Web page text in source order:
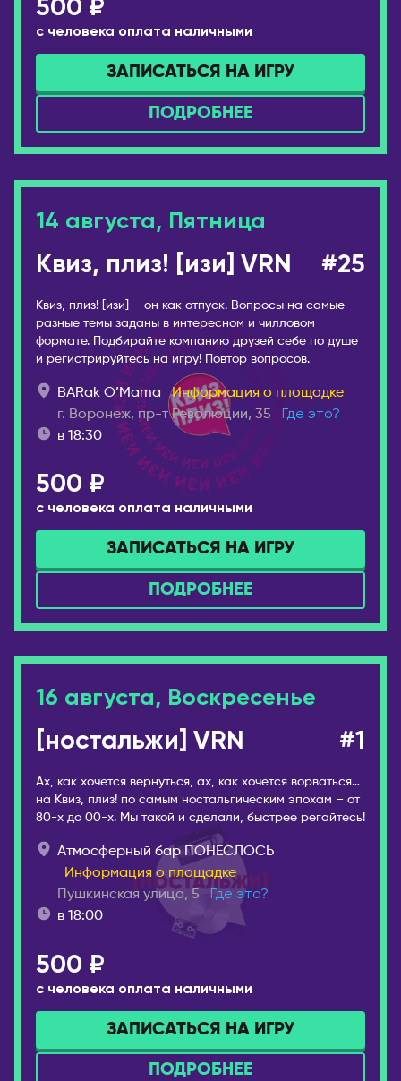
Ставрополь
Старый Оскол
Ступино
Сургут
Сыктывкар
Тамбов
Тольятти
Тула
Тюмень
Уссурийск
Уфа
Хабаровск
Чайковский
Чебоксары
Южно-Сахалинск
Ярославль
АВСТРАЛИЯ
Брисбен
АВСТРИЯ
Вена
АЗЕРБАЙДЖАН
АРГЕНТИНА
ПОРТУГАЛИЯ
Лиссабон
РЕСПУБЛИКА КОРЕЯ
Ансан
Белград
Нови-Сад
Бостон
Майами
Нью-Йорк
Филадельфия
ТАИЛАНД
Панган
Паттайя
Пхукет
Самуи
ТУРЦИЯ
Стамбул
УЗБЕКИСТАН
ФИНЛЯНДИЯ
Хельсинки
Париж
Будва
ЧЕХИЯ
Прага
Таллин
500 ₽
с человека оплата наличными
ЗАПИСАТЬСЯ НА ИГРУ
ПОДРОБНЕЕ
14 августа, Пятница
Квиз, плиз! [изи] VRN #25
Квиз, плиз! [изи] – он как отпуск. Вопросы на самые
разные темы заданы в интересном и чилловом
формате. Подбирайте компанию друзей себе по душе
и регистрируйтесь на игру! Повтор вопросов.
BARak O’Mama
Информация о площадке
г. Воронеж, пр-т Революции, 35
Где это?
в 18:30
500 ₽
с человека оплата наличными
ЗАПИСАТЬСЯ НА ИГРУ
ПОДРОБНЕЕ
16 августа, Воскресенье
[ностальжи] VRN #1
Ах, как хочется вернуться, ах, как хочется ворваться…
на Квиз, плиз! по самым ностальгическим эпохам – от
80-х до 00-х. Мы такой и сделали, быстрее регайтесь!
Атмосферный бар ПОНЕСЛОСЬ
Информация о площадке
Пушкинская улица, 5
Где это?
в 18:00
500 ₽
с человека оплата наличными
ЗАПИСАТЬСЯ НА ИГРУ
ПОДРОБНЕЕ